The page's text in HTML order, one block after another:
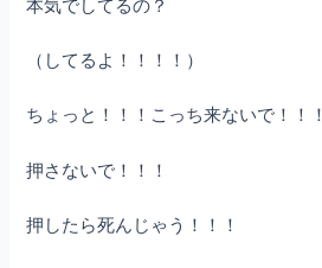
本気でしてるの？
（してるよ！！！！）
ちょっと！！！こっち来ないで！！！
押さないで！！！
押したら死んじゃう！！！